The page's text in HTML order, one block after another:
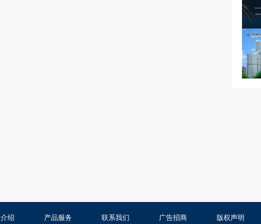
绍 产品服务 联系我们 广告招商 版权声明